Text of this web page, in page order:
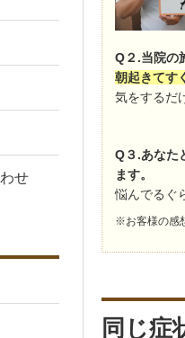
Q２.当院の
朝起きてす
気をするだ
Q３.あなた
ます。
悩んでるぐ
※お客様の感
同じ症
せ